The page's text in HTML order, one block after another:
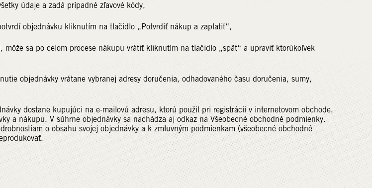
a zadá prípadné zľavové kódy,
kliknutím na tlačidlo „Potvrdiť nákup a zaplatiť“,
po celom procese nákupu vrátiť kliknutím na tlačidlo „späť“ a upraviť ktorúkoľvek
vrátane vybranej adresy doručenia, odhadovaného času doručenia, sumy,
dostane kupujúci na e-mailovú adresu, ktorú použil pri registrácii v internetovom obchode,
a nákupu. V súhrne objednávky sa nachádza aj odkaz na Všeobecné obchodné podmienky.
o obsahu svojej objednávky a k zmluvným podmienkam (všeobecné obchodné